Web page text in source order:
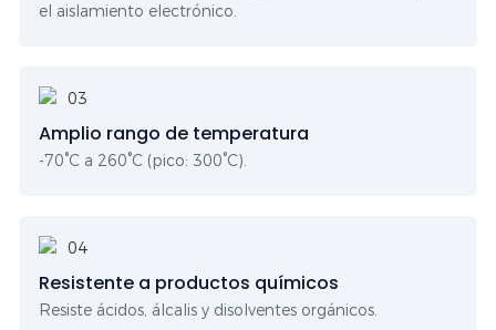
el aislamiento electrónico.
Amplio rango de temperatura
-70°C a 260°C (pico: 300°C).
Resistente a productos químicos
Resiste ácidos, álcalis y disolventes orgánicos.